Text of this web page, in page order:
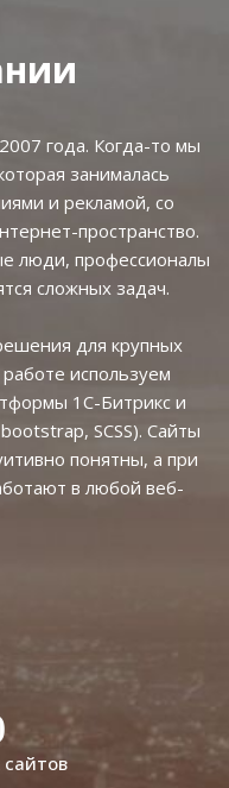
года. Когда-то мы
занималась
и рекламой, со
пространство.
люди, профессионалы
сложных задач.
для крупных
используем
1С-Битрикс и
SCSS). Сайты
понятны, а при
в любой веб-